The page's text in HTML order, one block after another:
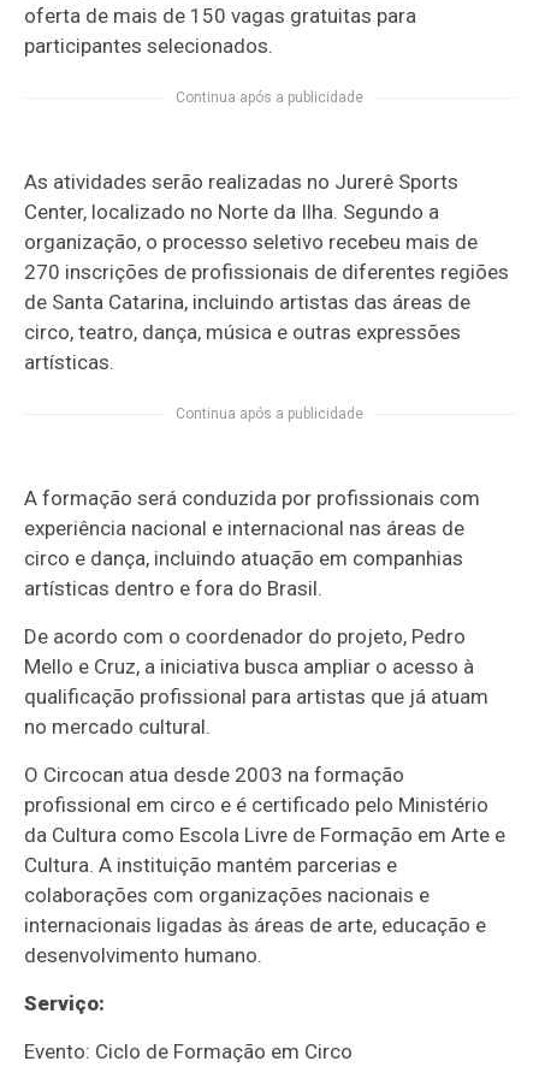
oferta de mais de 150 vagas gratuitas para
participantes selecionados.
Continua após a publicidade
As atividades serão realizadas no Jurerê Sports
Center, localizado no Norte da Ilha. Segundo a
organização, o processo seletivo recebeu mais de
270 inscrições de profissionais de diferentes regiões
de Santa Catarina, incluindo artistas das áreas de
circo, teatro, dança, música e outras expressões
artísticas.
Continua após a publicidade
A formação será conduzida por profissionais com
experiência nacional e internacional nas áreas de
circo e dança, incluindo atuação em companhias
artísticas dentro e fora do Brasil.
De acordo com o coordenador do projeto, Pedro
Mello e Cruz, a iniciativa busca ampliar o acesso à
qualificação profissional para artistas que já atuam
no mercado cultural.
O Circocan atua desde 2003 na formação
profissional em circo e é certificado pelo Ministério
da Cultura como Escola Livre de Formação em Arte e
Cultura. A instituição mantém parcerias e
colaborações com organizações nacionais e
internacionais ligadas às áreas de arte, educação e
desenvolvimento humano.
Serviço:
Evento: Ciclo de Formação em Circo